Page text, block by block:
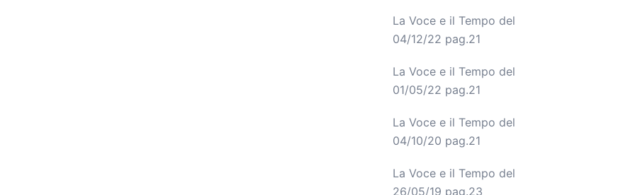
La Voce e il Tempo del
04/12/22 pag.21
La Voce e il Tempo del
01/05/22 pag.21
La Voce e il Tempo del
04/10/20 pag.21
La Voce e il Tempo del
26/05/19 pag.23